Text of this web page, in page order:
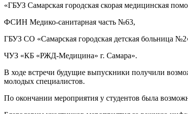
«ГБУЗ Самарская городская скорая медицинская
ФСИН Медико-санитарная часть №63,
ГБУЗ СО «Самарская городская детская больница
ЧУЗ «КБ «РЖД-Медицина» г. Самара».
В ходе встречи будущие выпускники получили
молодых специалистов.
По окончании мероприятия у студентов была